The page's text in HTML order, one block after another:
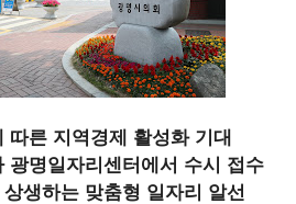
른 지역경제 활성화 기대
광명일자리센터에서 수시 접수
생하는 맞춤형 일자리 알선